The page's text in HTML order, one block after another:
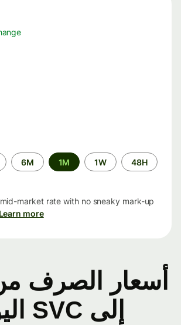
الفترة
الزمنية
48H
1W
1M
6M
mid-market rate with no sneaky mark-up
Learn more
إلى SVC اليوم